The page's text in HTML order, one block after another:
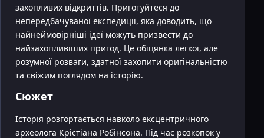
захопливих відкриттів. Приготуйтеся до
непередбачуваної експедиції, яка доводить, що
найнеймовірніші ідеї можуть призвести до
найзахопливіших пригод. Це обіцянка легкої, але
розумної розваги, здатної захопити оригінальністю
та свіжим поглядом на історію.
Сюжет
Історія розгортається навколо ексцентричного
археолога Крістіана Робінсона. Під час розкопок у